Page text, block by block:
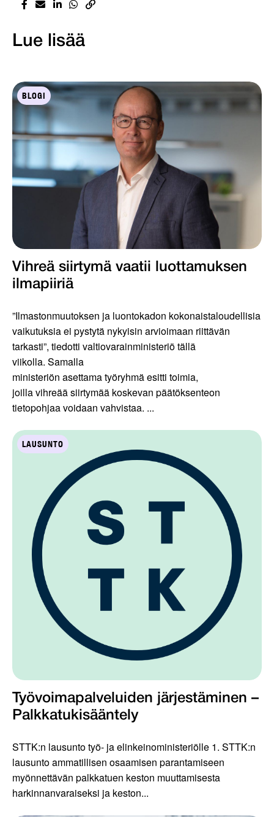
Lue lisää
BLOGI
Vihreä siirtymä vaatii luottamuksen
ilmapiiriä
”Ilmastonmuutoksen ja luontokadon kokonaistaloudellisia
vaikutuksia ei pystytä nykyisin arvioimaan riittävän
tarkasti”, tiedotti valtiovarainministeriö tällä
viikolla. Samalla
ministeriön asettama työryhmä esitti toimia,
joilla vihreää siirtymää koskevan päätöksenteon
tietopohjaa voidaan vahvistaa. ...
LAUSUNTO
Työvoimapalveluiden järjestäminen –
Palkkatukisääntely
STTK:n lausunto työ- ja elinkeinoministeriölle 1. STTK:n
lausunto ammatillisen osaamisen parantamiseen
myönnettävän palkkatuen keston muuttamisesta
harkinnanvaraiseksi ja keston...